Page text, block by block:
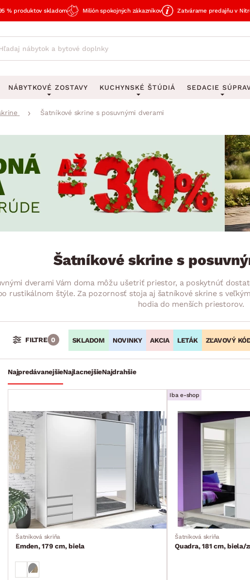
% produktov skladom Milión spokojných zákazníkov Zatvárame predajňu v
OSVETLENIE
Stolové lampy a lampičky
Lustre a závesné svietidlá
Zobrazit vše
DEKORÁCIE
Obrazy
Zrkadlá
Hodiny
Vázy
Zobrazit vše
Panvice
NÁBYTKOVÉ ZOSTAVY
Obývacie zostavy
Spálňové zostavy
Kancelárske zostavy
Kuchynské zostavy
Detské zostavy
Predsieňové zostavy
Záhradné zostavy
KUCHYNSKÉ ŠTÚDIÁ SEDACIE
Rohové
Sedacie
Sedacie
Šatníkové skrine s posuvnými dverami
Šatníkové skrine s
dverami Vám doma môžu ušetriť priestor, a poskytnúť
rustikálnom štýle. Za pozornosť stoja aj šatníkové skrine s
hodia do menších priestorov.
SKLADOM NOVINKY AKCIA LETÁK ZĽAVOVÝ
FILTRE 0
NajpredávanejšieNajlacnejšieNajdrahšie
Šatníková skriňa
Emden, 179 cm, biela
Iba e-shop
Šatníková skriňa
Quadra, 181 cm, biela/